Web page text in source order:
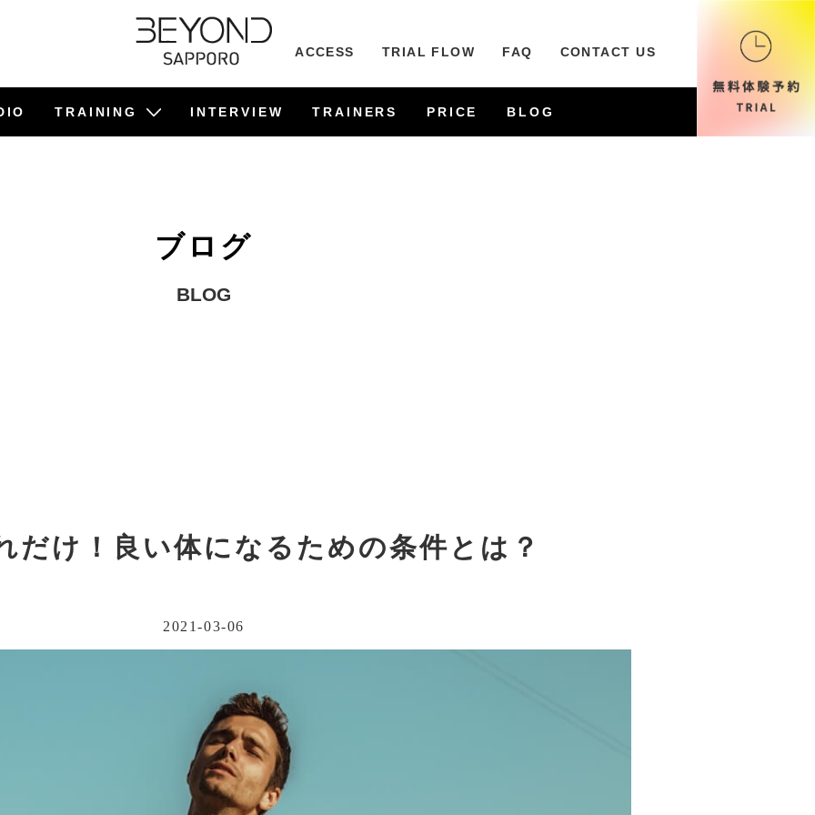
ACCESS TRIAL FLOW FAQ CONTACT US
TRAINING INTERVIEW TRAINERS PRICE BLOG
ブログ
BLOG
だけ！良い体になるための条件とは？
2021-03-06